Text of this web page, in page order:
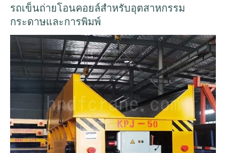
รถเข็นถ่ายโอนคอยล์สำหรับอุตสาหกรรม
กระดาษและการพิมพ์